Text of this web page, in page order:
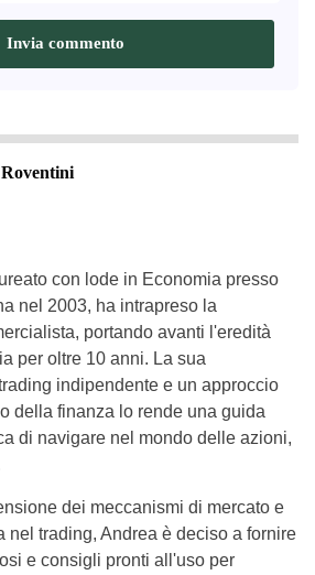
con lode in Economia presso
nel 2003, ha intrapreso la
portando avanti l'eredità
per oltre 10 anni. La sua
indipendente e un approccio
della finanza lo rende una guida
di navigare nel mondo delle azioni,
dei meccanismi di mercato e
nel trading, Andrea è deciso a fornire
e consigli pronti all'uso per